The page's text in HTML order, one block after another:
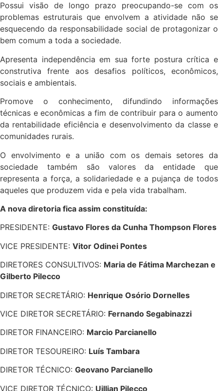
Possui visão de longo prazo preocupando-se com os
problemas estruturais que envolvem a atividade não se
esquecendo da responsabilidade social de protagonizar o
bem comum a toda a sociedade.
Apresenta independência em sua forte postura crítica e
construtiva frente aos desafios políticos, econômicos,
sociais e ambientais.
Promove o conhecimento, difundindo informações
técnicas e econômicas a fim de contribuir para o aumento
da rentabilidade eficiência e desenvolvimento da classe e
comunidades rurais.
O envolvimento e a união com os demais setores da
sociedade também são valores da entidade que
representa a força, a solidariedade e a pujança de todos
aqueles que produzem vida e pela vida trabalham.
A nova diretoria fica assim constituída:
PRESIDENTE: Gustavo Flores da Cunha Thompson Flores
VICE PRESIDENTE: Vitor Odinei Pontes
DIRETORES CONSULTIVOS: Maria de Fátima Marchezan e
Gilberto Pilecco
DIRETOR SECRETÁRIO: Henrique Osório Dornelles
VICE DIRETOR SECRETÁRIO: Fernando Segabinazzi
DIRETOR FINANCEIRO: Marcio Parcianello
DIRETOR TESOUREIRO: Luís Tambara
DIRETOR TÉCNICO: Geovano Parcianello
VICE DIRETOR TÉCNICO: Uillian Pilecco